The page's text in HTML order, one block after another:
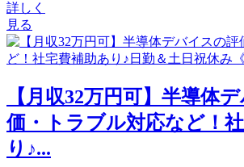
詳しく
見る
【月収32万円可】半導体
価・トラブル対応など！
り♪...